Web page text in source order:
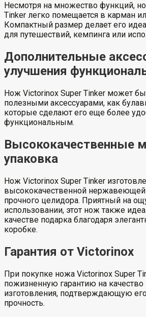
Несмотря на множество функций,
Tinker легко помещается в карман
Компактный размер делает его
для путешествий, кемпинга или
Дополнительные
улучшения
Нож Victorinox Super Tinker может
полезными аксессуарами, как
которые сделают его еще более
функциональным.
Высококачественные
упаковка
Нож Victorinox Super Tinker
высококачественной нержавеющей
прочного целидора. Приятный на
использовании, этот нож также
качестве подарка благодаря
коробке.
Гарантия от Victorinox
При покупке ножа Victorinox Super
пожизненную гарантию на качество
изготовления, подтверждающую
прочность.